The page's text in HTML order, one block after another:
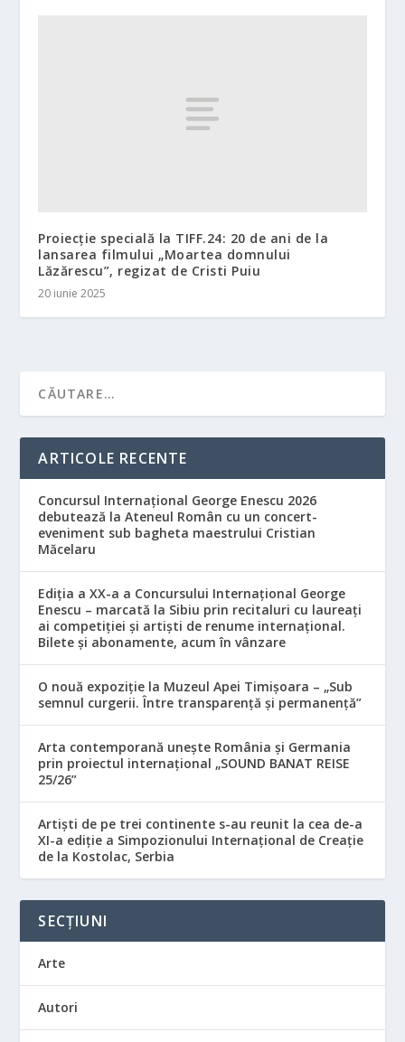
Proiecție specială la TIFF.24: 20 de ani de la
lansarea filmului „Moartea domnului
Lăzărescu”, regizat de Cristi Puiu
20 iunie 2025
ARTICOLE RECENTE
Concursul Internațional George Enescu 2026
debutează la Ateneul Român cu un concert-
eveniment sub bagheta maestrului Cristian
Măcelaru
Ediția a XX-a a Concursului Internațional George
Enescu – marcată la Sibiu prin recitaluri cu laureați
ai competiției și artiști de renume internațional.
Bilete și abonamente, acum în vânzare
O nouă expoziție la Muzeul Apei Timișoara – „Sub
semnul curgerii. Între transparență și permanență”
Arta contemporană unește România și Germania
prin proiectul internațional „SOUND BANAT REISE
25/26”
Artiști de pe trei continente s-au reunit la cea de-a
XI-a ediție a Simpozionului Internațional de Creație
de la Kostolac, Serbia
SECȚIUNI
Arte
Autori